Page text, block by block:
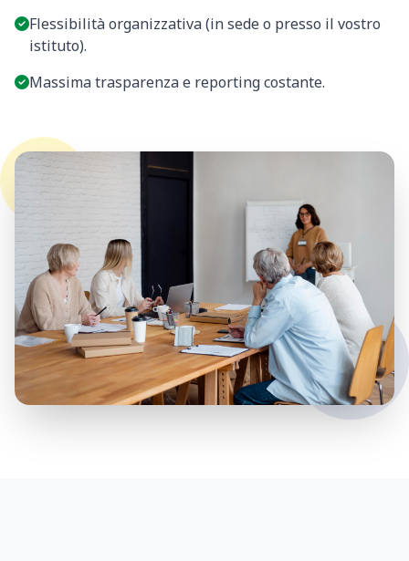
Flessibilità organizzativa (in sede o presso il vostro
istituto).
Massima trasparenza e reporting costante.